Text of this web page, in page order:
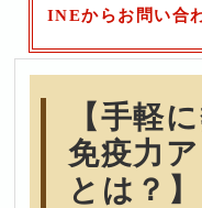
INEからお問い合
【手軽
免疫力
とは？】